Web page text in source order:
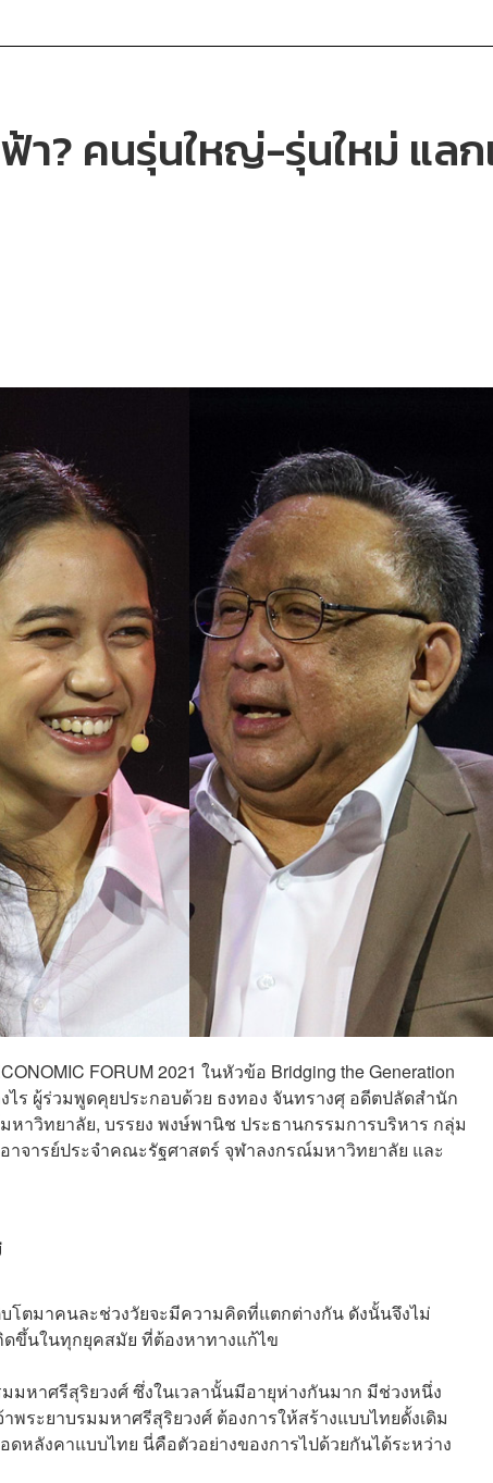
ฟ้า? คนรุ่นใหญ่-รุ่นใหม่ แล
FORUM 2021 ในหัวข้อ Bridging the Generation
ไร ผู้ร่วมพูดคุยประกอบด้วย ธงทอง จันทรางศุ อดีตปลัดสำนัก
วิทยาลัย, บรรยง พงษ์พานิช ประธานกรรมการบริหาร กลุ่ม
าจารย์ประจำคณะรัฐศาสตร์ จุฬาลงกรณ์มหาวิทยาลัย และ
โตมาคนละช่วงวัยจะมีความคิดที่แตกต่างกัน ดังนั้นจึงไม่
ดขึ้นในทุกยุคสมัย ที่ต้องหาทางแก้ไข
มหาศรีสุริยวงศ์ ซึ่งในเวลานั้นมีอายุห่างกันมาก มีช่วงหนึ่ง
พระยาบรมมหาศรีสุริยวงศ์ ต้องการให้สร้างแบบไทยดั้งเดิม
หลังคาแบบไทย นี่คือตัวอย่างของการไปด้วยกันได้ระหว่าง